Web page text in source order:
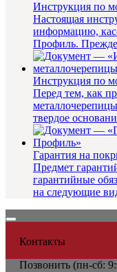
Инструкция по
Настоящая
информацию,
Профиль. Прежде
внимательно
Инструкция по
Перед тем, как
твердое
подрезаются по
Гарантия на
Предмет
гарантийные
на следующие
Контакты
Позвонить (пн-сб: